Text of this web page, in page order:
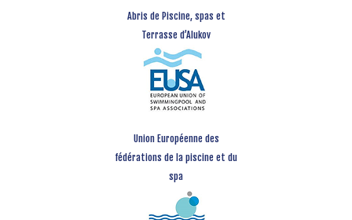
Abris de Piscine, spas et
Terrasse d’Alukov
Union Européenne des
fédérations de la piscine et du
spa